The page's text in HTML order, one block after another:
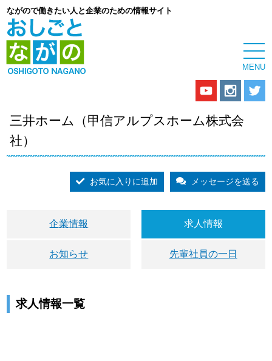
ながので働きたい人と企業のための情報サイト
三井ホーム（甲信アルプスホーム株式会
社）
お気に入りに追加 メッセージを送る
企業情報 求人情報
お知らせ 先輩社員の一日
求人情報一覧